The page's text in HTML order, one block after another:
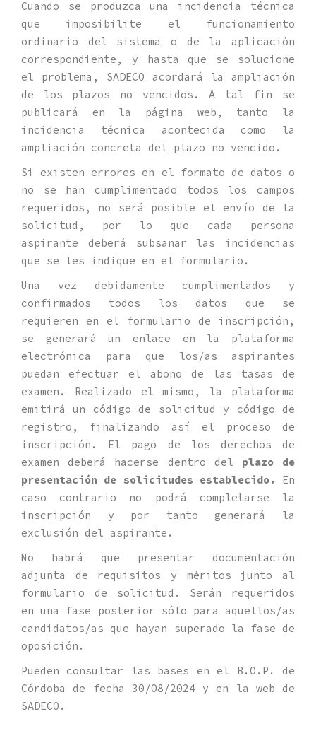
Cuando se produzca una incidencia técnica
que imposibilite el funcionamiento
ordinario del sistema o de la aplicación
correspondiente, y hasta que se solucione
el problema, SADECO acordará la ampliación
de los plazos no vencidos. A tal fin se
publicará en la página web, tanto la
incidencia técnica acontecida como la
ampliación concreta del plazo no vencido.
Si existen errores en el formato de datos o
no se han cumplimentado todos los campos
requeridos, no será posible el envío de la
solicitud, por lo que cada persona
aspirante deberá subsanar las incidencias
que se les indique en el formulario.
Una vez debidamente cumplimentados y
confirmados todos los datos que se
requieren en el formulario de inscripción,
se generará un enlace en la plataforma
electrónica para que los/as aspirantes
puedan efectuar el abono de las tasas de
examen. Realizado el mismo, la plataforma
emitirá un código de solicitud y código de
registro, finalizando así el proceso de
inscripción. El pago de los derechos de
examen deberá hacerse dentro del plazo de
presentación de solicitudes establecido. En
caso contrario no podrá completarse la
inscripción y por tanto generará la
exclusión del aspirante.
No habrá que presentar documentación
adjunta de requisitos y méritos junto al
formulario de solicitud. Serán requeridos
en una fase posterior sólo para aquellos/as
candidatos/as que hayan superado la fase de
oposición.
Pueden consultar las bases en el B.O.P. de
Córdoba de fecha 30/08/2024 y en la web de
SADECO.